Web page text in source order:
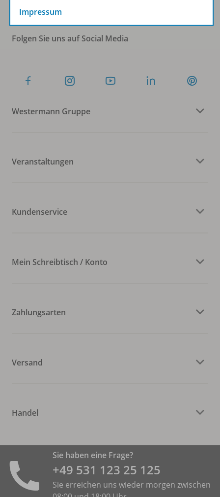
Folgen Sie uns auf Social Media
Westermann Gruppe
Veranstaltungen
Kundenservice
Mein Schreibtisch / Konto
Zahlungsarten
Versand
Handel
Sie haben eine Frage?
+49 531 ­123 25 125
Sie erreichen uns wieder morgen zwischen
Impressum